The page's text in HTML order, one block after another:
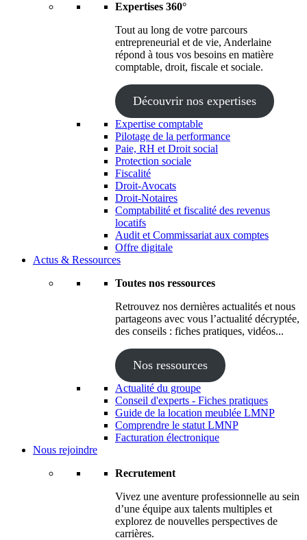
Expertises 360°
Tout au long de votre parcours
entrepreneurial et de vie, Anderlaine
répond à tous vos besoins en matière
comptable, droit, fiscale et sociale.
Découvrir nos expertises
Expertise comptable
Pilotage de la performance
Paie, RH et Droit social
Protection sociale
Fiscalité
Droit-Avocats
Droit-Notaires
Comptabilité et fiscalité des revenus
locatifs
Audit et Commissariat aux comptes
Offre digitale
Actus & Ressources
Toutes nos ressources
Retrouvez nos dernières actualités et nous
partageons avec vous l’actualité décryptée,
des conseils : fiches pratiques, vidéos...
Nos ressources
Actualité du groupe
Conseil d'experts - Fiches pratiques
Guide de la location meublée LMNP
Comprendre le statut LMNP
Facturation électronique
Nous rejoindre
Recrutement
Vivez une aventure professionnelle au sein
d’une équipe aux talents multiples et
explorez de nouvelles perspectives de
carrières.